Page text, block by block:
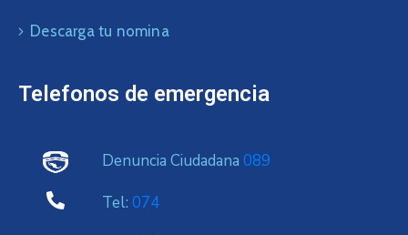
Descarga tu nomina
Telefonos de emergencia
Denuncia Ciudadana 089
Tel: 074